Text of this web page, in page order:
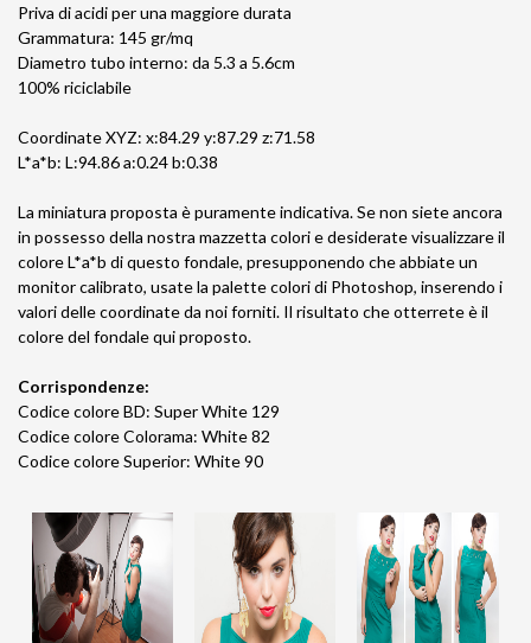
Priva di acidi per una maggiore durata
Grammatura: 145 gr/mq
Diametro tubo interno: da 5.3 a 5.6cm
100% riciclabile
Coordinate XYZ: x:84.29 y:87.29 z:71.58
L*a*b: L:94.86 a:0.24 b:0.38
La miniatura proposta è puramente indicativa. Se non siete ancora
in possesso della nostra mazzetta colori e desiderate visualizzare il
colore L*a*b di questo fondale, presupponendo che abbiate un
monitor calibrato, usate la palette colori di Photoshop, inserendo i
valori delle coordinate da noi forniti. Il risultato che otterrete è il
colore del fondale qui proposto.
Corrispondenze:
Codice colore BD: Super White 129
Codice colore Colorama: White 82
Codice colore Superior: White 90